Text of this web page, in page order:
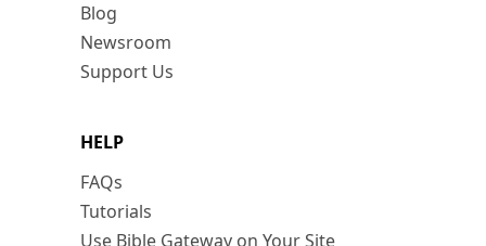
Blog
Newsroom
Support Us
HELP
FAQs
Tutorials
Use Bible Gateway on Your Site